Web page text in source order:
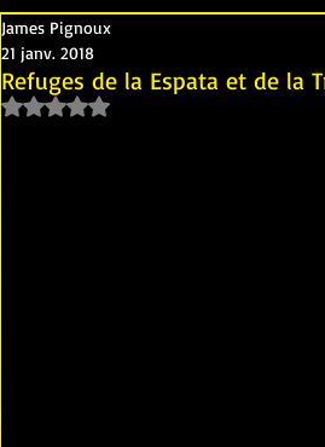
Refuges de la Espata et de la
James Pignoux
21 janv. 2018
Noté NaN étoiles sur 5.